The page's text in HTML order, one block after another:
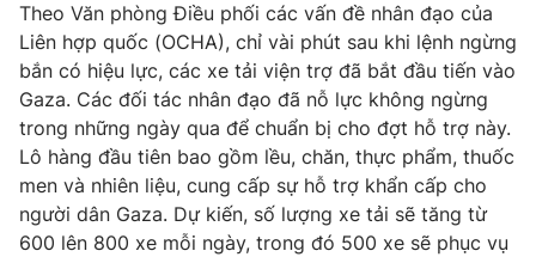
Nhân vật
Khán giả
Giải sao mai
Điện ảnh
Âm nhạc
Sao
Đời sống
Du lịch
Làm đẹp
Chất lượng cuộc sống
Giáo dục
Tuyển sinh
Học trực tuyến
Công nghệ
Hitech Công nghệ tương lai
Giao lưu trực tuyến
Theo Văn phòng Điều phối các vấn đề nhân đạo của
Liên hợp quốc (OCHA), chỉ vài phút sau khi lệnh ngừng
bắn có hiệu lực, các xe tải viện trợ đã bắt đầu tiến vào
Gaza. Các đối tác nhân đạo đã nỗ lực không ngừng
trong những ngày qua để chuẩn bị cho đợt hỗ trợ này.
Lô hàng đầu tiên bao gồm lều, chăn, thực phẩm, thuốc
men và nhiên liệu, cung cấp sự hỗ trợ khẩn cấp cho
người dân Gaza. Dự kiến, số lượng xe tải sẽ tăng từ
600 lên 800 xe mỗi ngày, trong đó 500 xe sẽ phục vụ